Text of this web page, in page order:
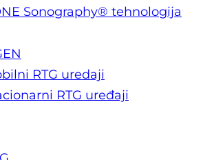
Sonography® tehnologija
RTG uredaji
RTG uređaji